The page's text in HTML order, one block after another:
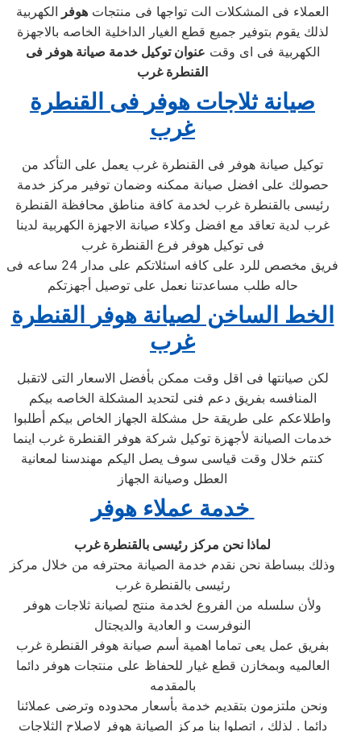
العملاء فى المشكلات الت تواجها فى منتجات هوفر الكهربية
لذلك يقوم بتوفير جميع قطع الغيار الداخلية الخاصه بالاجهزة
الكهربية فى اى وقت عنوانتوكيل خدمة صيانة هوفر فى
القنطرة غرب
صيانة ثلاجات هوفر فى القنطرة
غرب
توكيل صيانة هوفر فى القنطرة غرب يعمل على التأكد من
حصولك على افضل صيانة ممكنه وضمان توفير مركز خدمة
رئيسى بالقنطرة غرب لخدمة كافة مناطق محافظة القنطرة
غرب لدية تعاقد مع افضل وكلاء صيانة الاجهزة الكهربية لدينا
فى توكيل هوفر فرع القنطرة غرب
فريق مخصص للرد على كافه اسئلاتكم على مدار 24 ساعه فى
حاله طلب مساعدتنا نعمل على توصيل أجهزتكم
الخط الساخن لصيانة هوفر
القنطرة
غرب
لكن صيانتها فى اقل وقت ممكن بأفضل الاسعار التى لاتقبل
المنافسه بفريق دعم فنى لتحديد المشكلة الخاصه بيكم
واطلاعكم على طريقة حل مشكلة الجهاز الخاص بيكم أطلبوا
خدمات الصيانة لأجهزة توكيل شركة هوفر القنطرة غرب اينما
كنتم خلال وقت قياسى سوف يصل اليكم مهندسنا لمعانية
العطل وصيانة الجهاز
خدمة عملاء هوفر
لماذا نحن مركز رئيسى بالقنطرة غرب
وذلك ببساطة نحن نقدم خدمة الصيانة محترفه من خلال مركز
رئيسى بالقنطرة غرب
ولأن سلسله من الفروع لخدمة منتج لصيانة ثلاجات هوفر
النوفرست و العادية والديجتال
بفريق عمل يعى تماما اهمية أسم صيانة هوفر القنطرة غرب
العالميه وبمخازن قطع غيار للحفاظ على منتجات هوفر دائما
بالمقدمه
ونحن ملتزمون بتقديم خدمة بأسعار محدوده وترضى عملائنا
دائما . لذلك ، اتصلوا بنا مركز الصيانة هوفر لاصلاح الثلاجات